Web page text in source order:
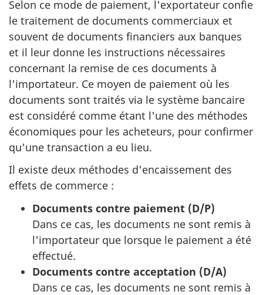
Selon ce mode de paiement, l'exportateur confie
le traitement de documents commerciaux et
souvent de documents financiers aux banques
et il leur donne les instructions nécessaires
concernant la remise de ces documents à
l'importateur. Ce moyen de paiement où les
documents sont traités via le système bancaire
est considéré comme étant l'une des méthodes
économiques pour les acheteurs, pour confirmer
qu'une transaction a eu lieu.
Il existe deux méthodes d'encaissement des
effets de commerce :
Documents contre paiement (D/P)
Dans ce cas, les documents ne sont remis à
l'importateur que lorsque le paiement a été
effectué.
Documents contre acceptation (D/A)
Dans ce cas, les documents ne sont remis à